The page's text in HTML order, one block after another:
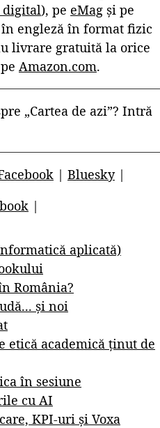
), pe eMag și pe
engleză în format fizic
livrare gratuită la orice
Amazon.com.
„Cartea de azi”? Intră
| Bluesky|
|
aplicată)
România?
și noi
etică academică ținut de
în sesiune
cu AI
KPI-uri și Voxa